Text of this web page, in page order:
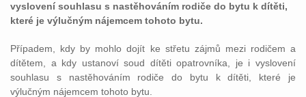
vyslovení souhlasu s nastěhováním rodiče do bytu k dítěti,
které je výlučným nájemcem tohoto bytu.
Případem, kdy by mohlo dojít ke střetu zájmů mezi rodičem a
dítětem, a kdy ustanoví soud dítěti opatrovníka, je i vyslovení
souhlasu s nastěhováním rodiče do bytu k dítěti, které je
výlučným nájemcem tohoto bytu.